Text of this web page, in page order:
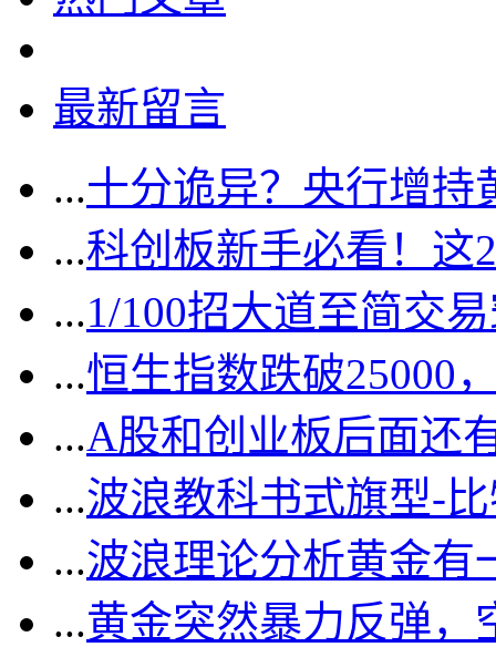
最新留言
...十分诡异？央行增持
...科创板新手必看！这
...1/100招大道至简交
...恒生指数跌破25000
...A股和创业板后面还
...波浪教科书式旗型-
...波浪理论分析黄金有
...黄金突然暴力反弹，